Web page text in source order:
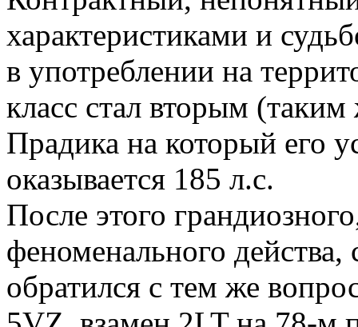
характеристиками и
в употреблении на
класс стал вторым
Прадика на который его
оказывается 185 л.с.
После этого
феноменального действа,
обратился с тем же